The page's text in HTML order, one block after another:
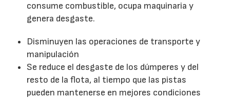
consume combustible, ocupa maquinaria y
genera desgaste.
Disminuyen las operaciones de transporte y
manipulación
Se reduce el desgaste de los dúmperes y del
resto de la flota, al tiempo que las pistas
pueden mantenerse en mejores condiciones